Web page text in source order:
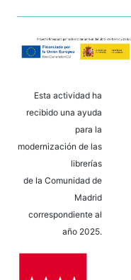
Esta actividad ha
recibido una ayuda
para la
modernización de las
librerías
de la Comunidad de
Madrid
correspondiente al
año 2025.